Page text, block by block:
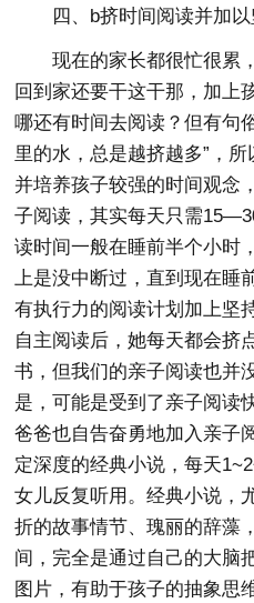
四、b挤时间阅读并加
现在的家长都很忙很累
回到家还要干这干那，加上
哪还有时间去阅读？但有句
里的水，总是越挤越多”，
并培养孩子较强的时间观念
子阅读，其实每天只需
读时间一般在睡前半个小时
上是没中断过，直到现在睡
有执行力的阅读计划加上坚
自主阅读后，她每天都会挤
书，但我们的亲子阅读也并
是，可能是受到了亲子阅读
爸爸也自告奋勇地加入亲子
定深度的经典小说，每天
女儿反复听用。经典小说，
折的故事情节、瑰丽的辞藻
间，完全是通过自己的大脑
图片，有助于孩子的抽象思